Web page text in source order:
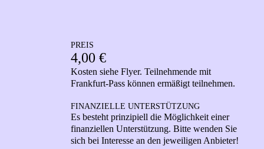
PREIS
4,00 €
Kosten siehe Flyer. Teilnehmende mit
Frankfurt-Pass können ermäßigt teilnehmen.
FINANZIELLE UNTERSTÜTZUNG
Es besteht prinzipiell die Möglichkeit einer
finanziellen Unterstützung. Bitte wenden Sie
sich bei Interesse an den jeweiligen Anbieter!